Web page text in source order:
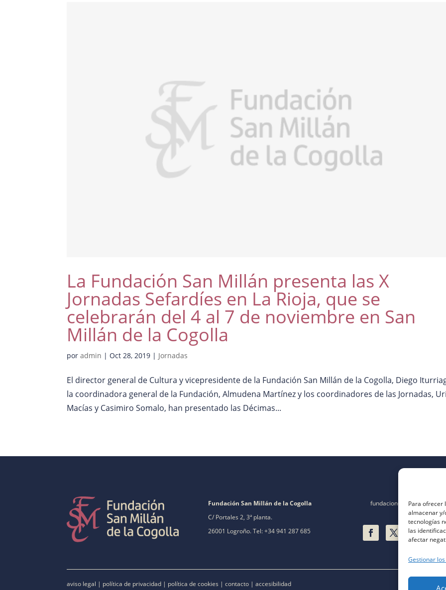
Para ofrecer
almacenar y/
tecnologías
las
afectar
Gestionar
La Fundación San Millán presenta las X
Jornadas Sefardíes en La Rioja, que se
celebrarán del 4 al 7 de noviembre en San
Millán de la Cogolla
poradmin |Oct 28, 2019 | Jornadas
El director general de Cultura y vicepresidente de la Fundación San Millán de la Cogolla, Diego
la coordinadora general de la Fundación, Almudena Martínez y los coordinadores de las Jornadas,
Macías y Casimiro Somalo, han presentado las Décimas...
Fundación San Millán de la Cogolla
C/ Portales 2, 3ª planta.
26001 Logroño. Tel: +34 941 287 685
fundacion@fsanmillan.es
aviso legal | política de privacidad | política de cookies |contacto |accesibilidad